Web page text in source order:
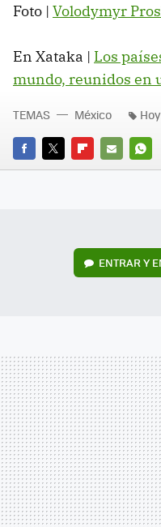
Foto | Volodymyr
En Xataka | Los
mundo, reunidos en
FACEBOOK
TWITTERFLIPBOARD
E-
TEMAS México
ENTRAR Y